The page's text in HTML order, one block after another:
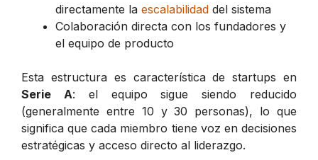
directamente la escalabilidad del sistema
Colaboración directa con los fundadores y
el equipo de producto
Esta estructura es característica de startups en
Serie A: el equipo sigue siendo reducido
(generalmente entre 10 y 30 personas), lo que
significa que cada miembro tiene voz en decisiones
estratégicas y acceso directo al liderazgo.